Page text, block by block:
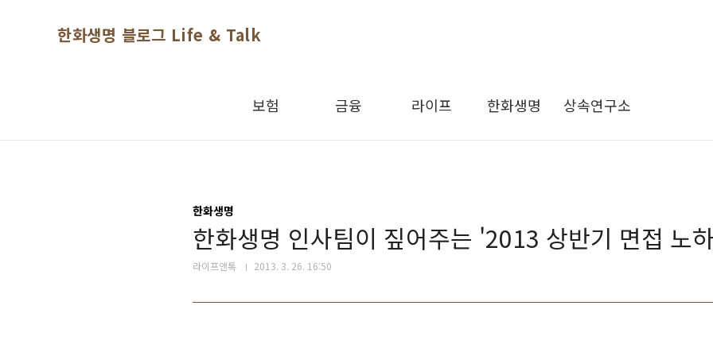
한화생명 블로그 Life & Talk
보험 금융 라이프 한화생명 상속연구소
한화생명
한화생명 인사팀이 짚어주는 '2013 상반기 면접 노
라이프앤톡 2013. 3. 26. 16:50